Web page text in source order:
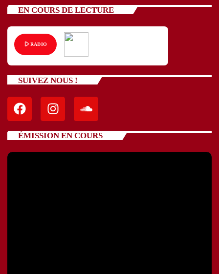
EN COURS DE LECTURE
play_arrowRADIO
SUIVEZ NOUS !
ÉMISSION EN COURS